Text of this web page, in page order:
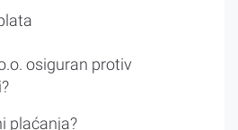
osiguran protiv
plaćanja?